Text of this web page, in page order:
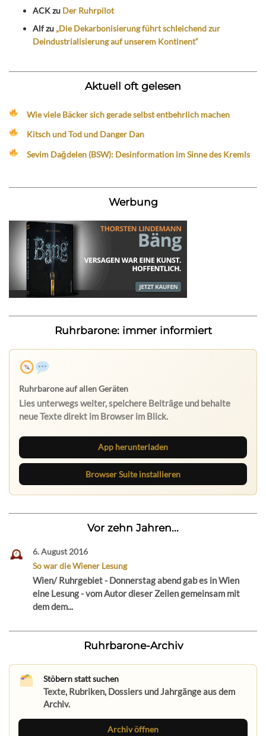
ACKzu Der Ruhrpilot
Alfzu „Die Dekarbonisierung führt schleichend zur
Deindustrialisierung auf unserem Kontinent“
Aktuell oft gelesen
Wie viele Bäcker sich gerade selbst entbehrlich machen
Kitsch und Tod und Danger Dan
Sevim Dağdelen (BSW): Desinformation im Sinne des Kremls
Werbung
Ruhrbarone: immer informiert
App herunterladen
Browser Suite installieren
Vor zehn Jahren...
6. August 2016
So war die Wiener Lesung
Wien/ Ruhrgebiet - Donnerstag abend gab es in Wien
eine Lesung - vom Autor dieser Zeilen gemeinsam mit
dem dem...
Ruhrbarone-Archiv
Stöbern statt suchen
Texte, Rubriken, Dossiers und Jahrgänge aus dem
Archiv.
Archiv öffnen